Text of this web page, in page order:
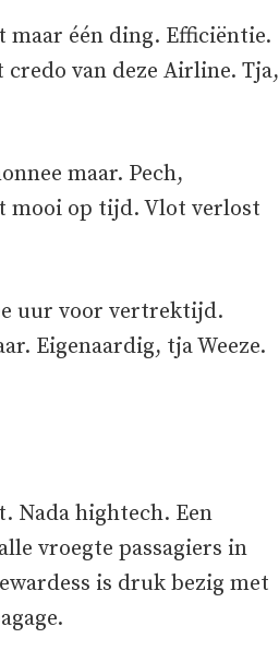
maar één ding. Efficiëntie.
van deze Airline. Tja,
maar. Pech,
mooi op tijd. Vlot verlost
uur voor vertrektijd.
Eigenaardig, tja Weeze.
Nada hightech. Een
vroegte passagiers in
is druk bezig met